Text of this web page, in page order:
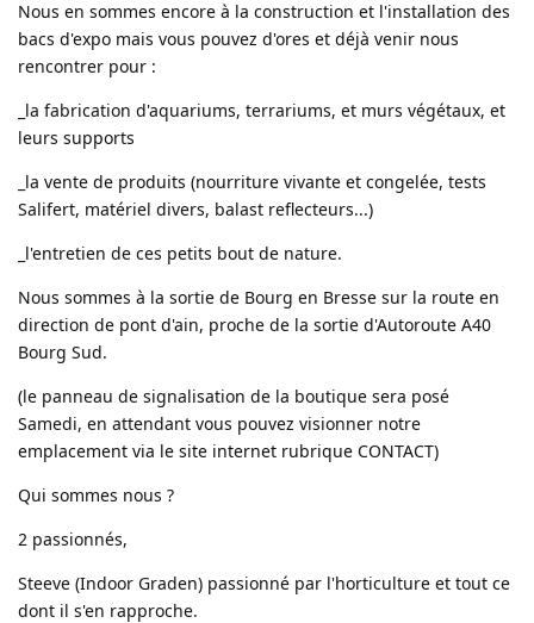
Nous en sommes encore à la construction et l'installation des
bacs d'expo mais vous pouvez d'ores et déjà venir nous
rencontrer pour :
_la fabrication d'aquariums, terrariums, et murs végétaux, et
leurs supports
_la vente de produits (nourriture vivante et congelée, tests
Salifert, matériel divers, balast reflecteurs...)
_l'entretien de ces petits bout de nature.
Nous sommes à la sortie de Bourg en Bresse sur la route en
direction de pont d'ain, proche de la sortie d'Autoroute A40
Bourg Sud.
(le panneau de signalisation de la boutique sera posé
Samedi, en attendant vous pouvez visionner notre
emplacement via le site internet rubrique CONTACT)
Qui sommes nous ?
2 passionnés,
Steeve (Indoor Graden) passionné par l'horticulture et tout ce
dont il s'en rapproche.